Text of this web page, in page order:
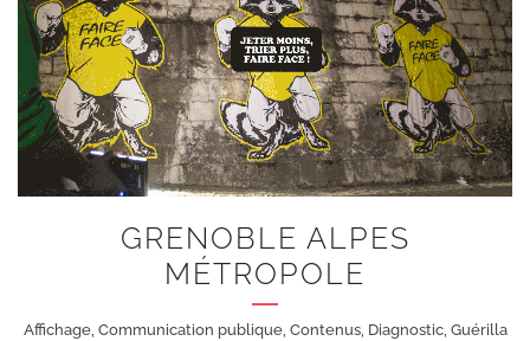
+
GRENOBLE ALPES
MÉTROPOLE
Affichage, Communication publique, Contenus, Diagnostic, Guérilla